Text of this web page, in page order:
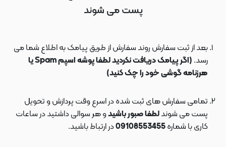
پست می شوند
بعد از ثبت سفارش روند سفارش از طریق پیامک به اطلاع شما می
رسد.
(اگر پیامک دریافت نکردید لطفا پوشه اسپم Spam یا
هرزنامه گوشی خود را چک کنید)
تمامی سفارش های ثبت شده در اسرع وقت پردازش و تحویل
پست می شوندلطفا صبور باشیدو هر سوالی داشتید در ساعات
کاری با شماره
در ارتباط باشید.